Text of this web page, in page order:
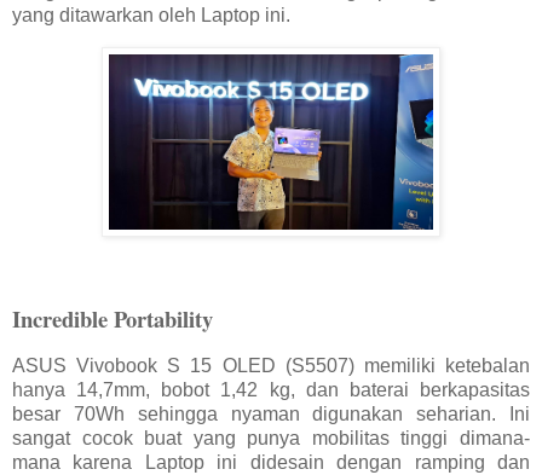
yang ditawarkan oleh Laptop ini.
Incredible Portability
ASUS Vivobook S 15 OLED (S5507) memiliki ketebalan
hanya 14,7mm, bobot 1,42 kg, dan baterai berkapasitas
besar 70Wh sehingga nyaman digunakan seharian. Ini
sangat cocok buat yang punya mobilitas tinggi dimana-
mana karena Laptop ini didesain dengan ramping dan